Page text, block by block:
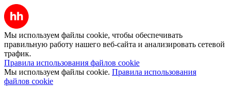
Мы используем файлы cookie, чтобы обеспечивать
правильную работу нашего веб-сайта и анализировать сетевой
трафик.
Правила использования файлов cookie
Мы используем файлы cookie. Правила использования
файлов cookie